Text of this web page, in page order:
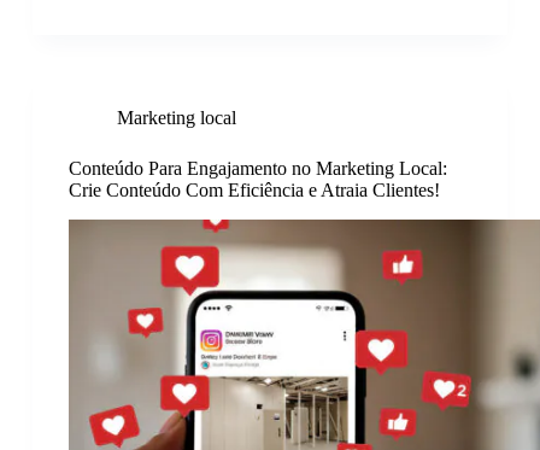
Marketing local
Conteúdo Para Engajamento no Marketing Local:
Crie Conteúdo Com Eficiência e Atraia Clientes!